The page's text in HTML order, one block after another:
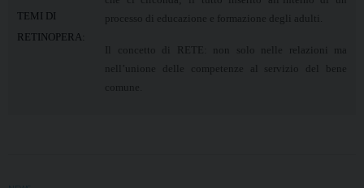
TEMI DI
RETINOPERA:
processo di educazione e formazione degli adulti.
Il concetto di RETE: non solo nelle relazioni ma
nell’unione delle competenze al servizio del bene
comune.